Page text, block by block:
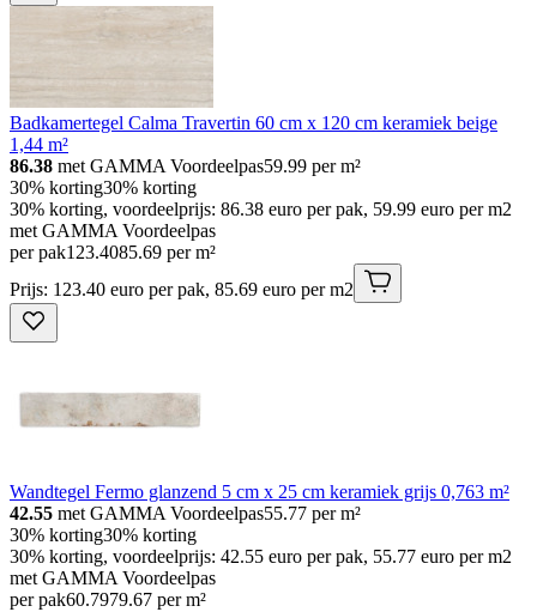
Badkamertegel Calma Travertin 60 cm x 120 cm keramiek beige
1,44 m²
86.38 met GAMMA Voordeelpas59.99 per m²
30% korting30% korting
30% korting, voordeelprijs: 86.38 euro per pak, 59.99 euro per m2
met GAMMA Voordeelpas
per pak123.4085.69 per m²
Prijs: 123.40 euro per pak, 85.69 euro per m2
Wandtegel Fermo glanzend 5 cm x 25 cm keramiek grijs 0,763 m²
42.55 met GAMMA Voordeelpas55.77 per m²
30% korting30% korting
30% korting, voordeelprijs: 42.55 euro per pak, 55.77 euro per m2
met GAMMA Voordeelpas
per pak60.7979.67 per m²